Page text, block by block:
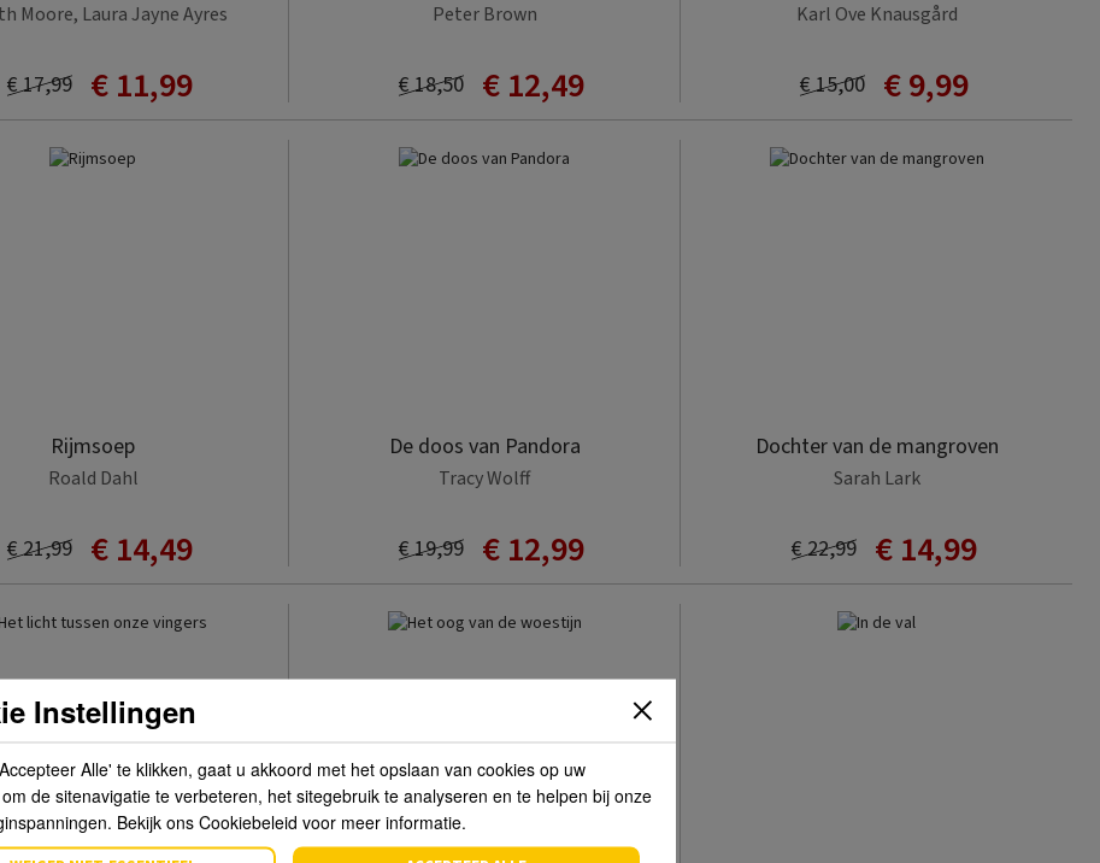
Moore, Laura Jayne Ayres
€ 11,99
€ 17,99
Peter Brown
€ 12,49
€ 18,50
Karl Ove Knausgård
€ 9,99
€ 15,00
Rijmsoep
Roald Dahl
€ 14,49
€ 21,99
De doos van Pandora
Tracy Wolff
€ 12,99
€ 19,99
Dochter van de mangroven
Sarah Lark
€ 14,99
€ 22,99
Instellingen
Alle' te klikken, gaat u akkoord met het opslaan van cookies op uw
de sitenavigatie te verbeteren, het sitegebruik te analyseren en te helpen bij onze
Bekijk ons Cookiebeleid voor meer informatie.